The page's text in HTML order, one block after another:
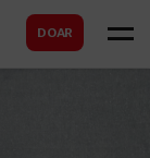
DOAR